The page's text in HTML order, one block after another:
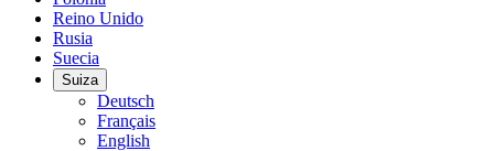
Reino Unido
Rusia
Suecia
Suiza
Deutsch
Français
English